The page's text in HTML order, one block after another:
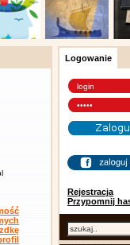
Logowanie
Rejestracja
Przypomnij